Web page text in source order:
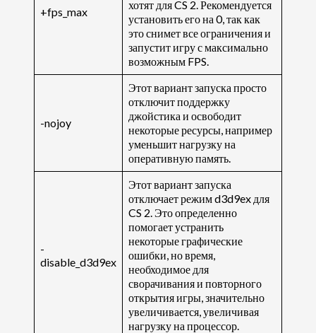
+fps_max
хотят для CS 2. Рекомендуется
установить его на 0, так как
это снимет все ограничения и
запустит игру с максимально
возможным FPS.
-nojoy
Этот вариант запуска просто
отключит поддержку
джойстика и освободит
некоторые ресурсы, например
уменьшит нагрузку на
оперативную память.
-
disable_d3d9ex
Этот вариант запуска
отключает режим d3d9ex для
CS 2. Это определенно
помогает устранить
некоторые графические
ошибки, но время,
необходимое для
сворачивания и повторного
открытия игры, значительно
увеличивается, увеличивая
нагрузку на процессор.